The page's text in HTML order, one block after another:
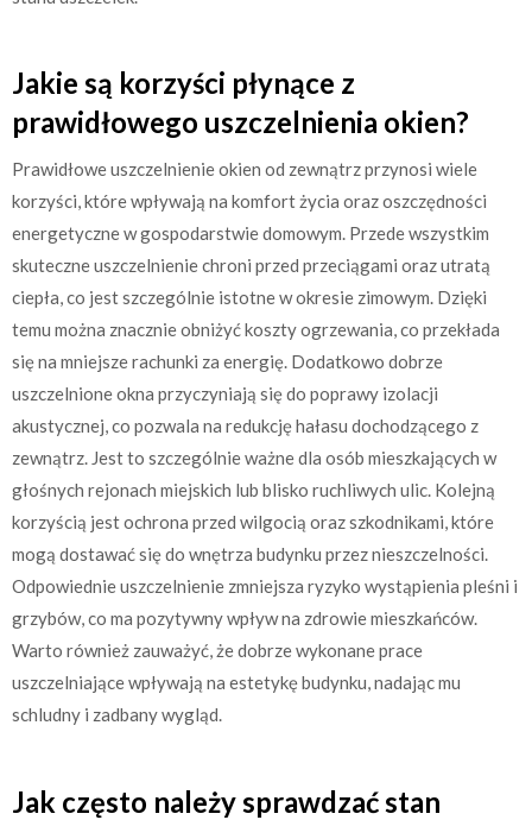
Jakie są korzyści płynące z
prawidłowego uszczelnienia okien?
Prawidłowe uszczelnienie okien od zewnątrz przynosi wiele
korzyści, które wpływają na komfort życia oraz oszczędności
energetyczne w gospodarstwie domowym. Przede wszystkim
skuteczne uszczelnienie chroni przed przeciągami oraz utratą
ciepła, co jest szczególnie istotne w okresie zimowym. Dzięki
temu można znacznie obniżyć koszty ogrzewania, co przekłada
się na mniejsze rachunki za energię. Dodatkowo dobrze
uszczelnione okna przyczyniają się do poprawy izolacji
akustycznej, co pozwala na redukcję hałasu dochodzącego z
zewnątrz. Jest to szczególnie ważne dla osób mieszkających w
głośnych rejonach miejskich lub blisko ruchliwych ulic. Kolejną
korzyścią jest ochrona przed wilgocią oraz szkodnikami, które
mogą dostawać się do wnętrza budynku przez nieszczelności.
Odpowiednie uszczelnienie zmniejsza ryzyko wystąpienia pleśni i
grzybów, co ma pozytywny wpływ na zdrowie mieszkańców.
Warto również zauważyć, że dobrze wykonane prace
uszczelniające wpływają na estetykę budynku, nadając mu
schludny i zadbany wygląd.
Jak często należy sprawdzać stan